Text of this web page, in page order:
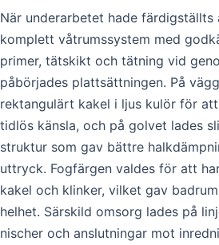
När underarbetet hade färdigställts
komplett våtrumssystem med
primer, tätskikt och tätning vid
påbörjades plattsättningen. På
rektangulärt kakel i ljus kulör för
tidlös känsla, och på golvet lades
struktur som gav bättre
uttryck. Fogfärgen valdes för att
kakel och klinker, vilket gav
helhet. Särskild omsorg lades på
nischer och anslutningar mot